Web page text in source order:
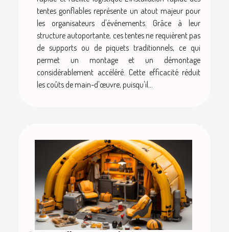
tentes gonflables représente un atout majeur pour
les organisateurs d'événements. Grâce à leur
structure autoportante, ces tentes ne requièrent pas
de supports ou de piquets traditionnels, ce qui
permet un montage et un démontage
considérablement accéléré. Cette efficacité réduit
les coûts de main-d'œuvre, puisqu'il...